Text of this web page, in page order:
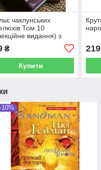
чаклунських
Том 10
видання) з
на 500 елементів
₴
Купити
219